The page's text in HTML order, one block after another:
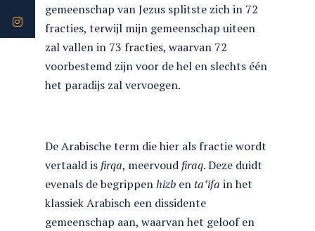
gemeenschap van Jezus splitste zich in 72
fracties, terwijl mijn gemeenschap uiteen
zal vallen in 73 fracties, waarvan 72
voorbestemd zijn voor de hel en slechts één
het paradijs zal vervoegen.
De Arabische term die hier als fractie wordt
vertaald is firqa, meervoud firaq. Deze duidt
evenals de begrippenhizb enta’ifa in het
klassiek Arabisch een dissidente
gemeenschap aan, waarvan het geloof en